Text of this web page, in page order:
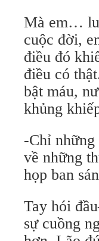
Mà em…
cuộc đời,
điều đó
điều có
bật máu,
khủng
-Chỉ
về những
họp ban
Tay hói
sự cuồng